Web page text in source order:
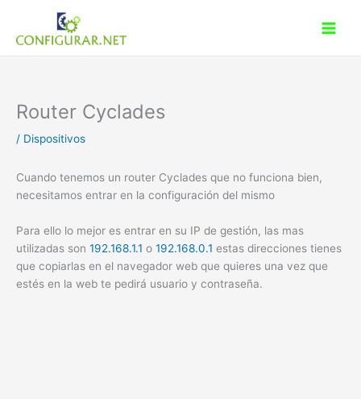
contenido
Router Cyclades
/ Dispositivos
Cuando tenemos un router Cyclades que no funciona bien,
necesitamos entrar en la configuración del mismo
Para ello lo mejor es entrar en su IP de gestión, las mas
utilizadas son 192.168.1.1 o 192.168.0.1 estas direcciones tienes
que copiarlas en el navegador web que quieres una vez que
estés en la web te pedirá usuario y contraseña.